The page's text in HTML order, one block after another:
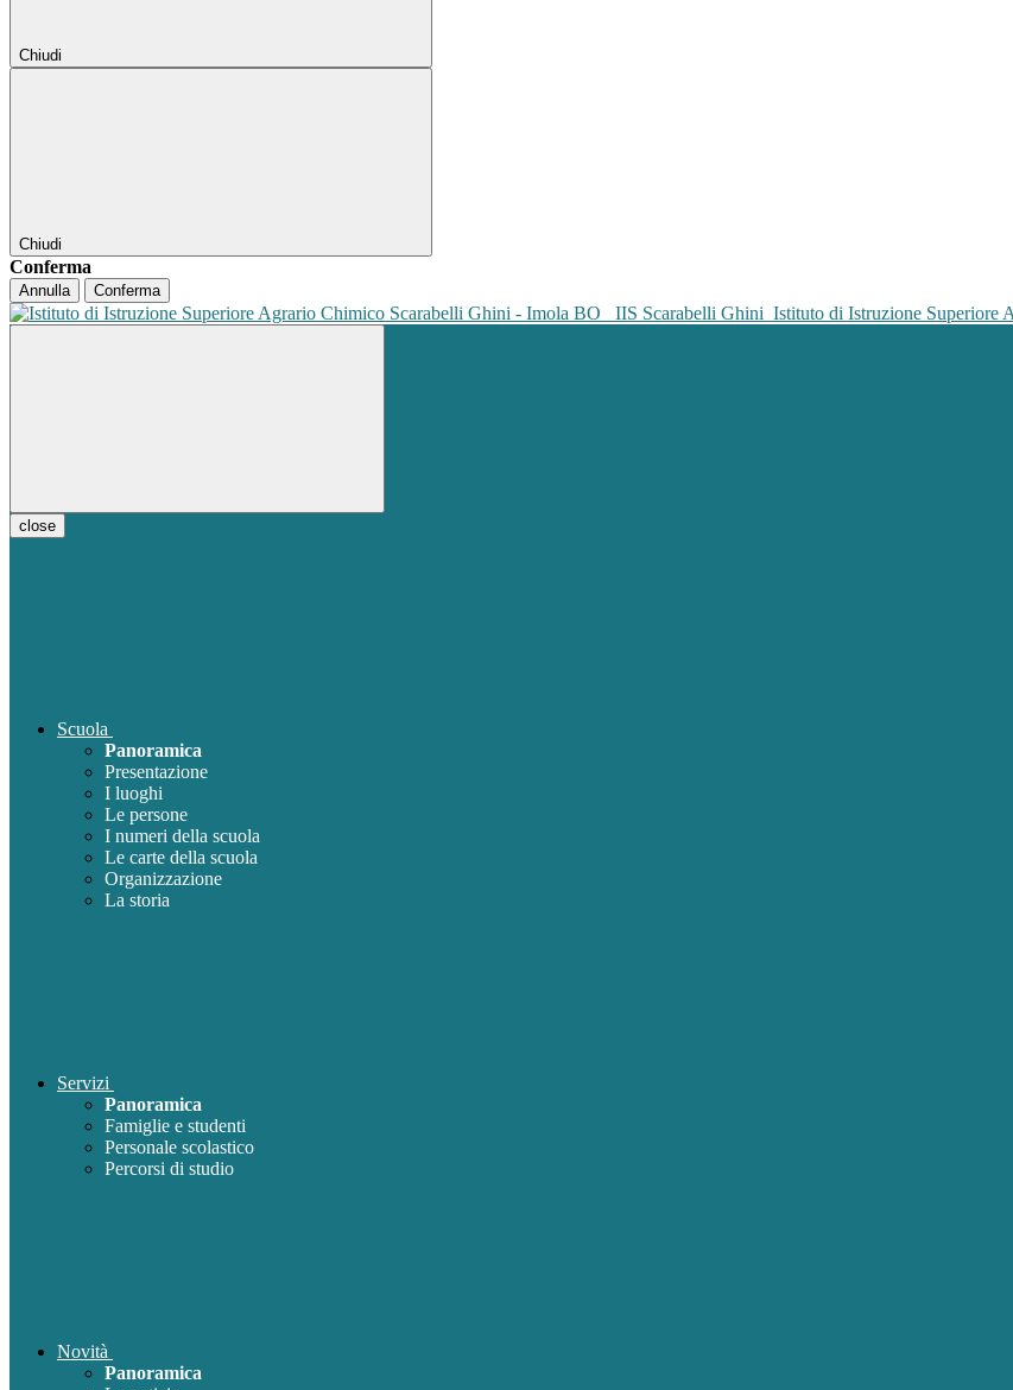
Chiudi
Chiudi
Conferma
Annulla Conferma
IIS Scarabelli Ghini Istituto di Istruzione Superiore
close
Scuola
Panoramica
Presentazione
I luoghi
Le persone
I numeri della scuola
Le carte della scuola
Organizzazione
La storia
Servizi
Panoramica
Famiglie e studenti
Personale scolastico
Percorsi di studio
Novità
Panoramica